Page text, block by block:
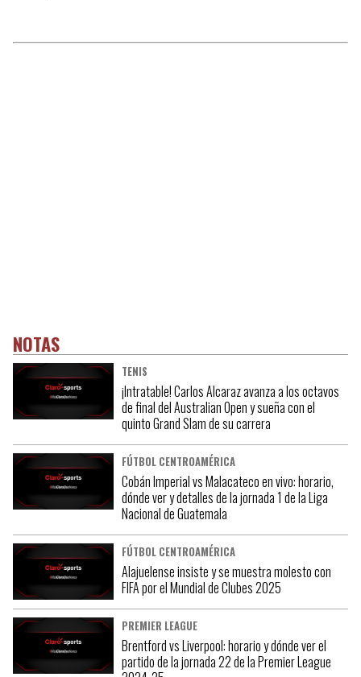
NOTAS
TENIS
¡Intratable! Carlos Alcaraz avanza a los octavos
de final del Australian Open y sueña con el
quinto Grand Slam de su carrera
FÚTBOL CENTROAMÉRICA
Cobán Imperial vs Malacateco en vivo: horario,
dónde ver y detalles de la jornada 1 de la Liga
Nacional de Guatemala
FÚTBOL CENTROAMÉRICA
Alajuelense insiste y se muestra molesto con
FIFA por el Mundial de Clubes 2025
PREMIER LEAGUE
Brentford vs Liverpool: horario y dónde ver el
partido de la jornada 22 de la Premier League